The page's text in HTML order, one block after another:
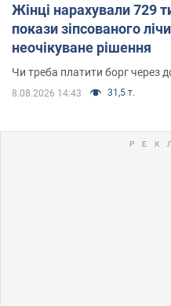
Жінці нарахували 729
покази зіпсованого
неочікуване рішення
Чи треба платити борг через
8.08.2026 14:43 31,5 т.